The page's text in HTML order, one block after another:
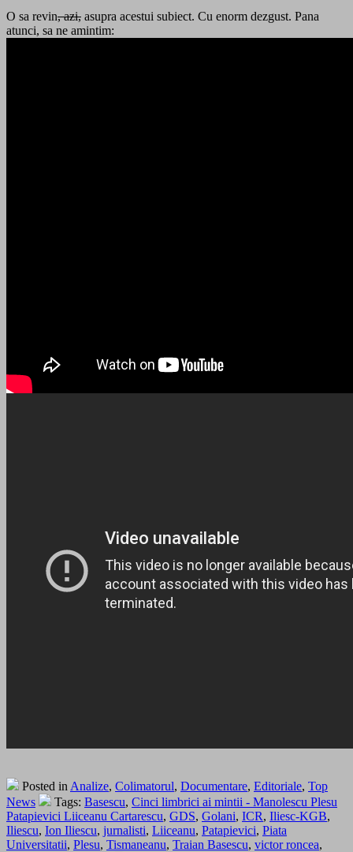
O sa revin, azi, asupra acestui subiect. Cu enorm dezgust. Pana
atunci, sa ne amintim:
Posted in Analize, Colimatorul, Documentare, Editoriale, Top
News
Tags: Basescu, Cinci limbrici ai mintii - Manolescu Plesu
Patapievici Liiceanu Cartarescu, GDS, Golani, ICR, Iliesc-KGB,
Iliescu, Ion Iliescu, jurnalisti, Liiceanu, Patapievici, Piata
Universitatii, Plesu, Tismaneanu, Traian Basescu, victor roncea,